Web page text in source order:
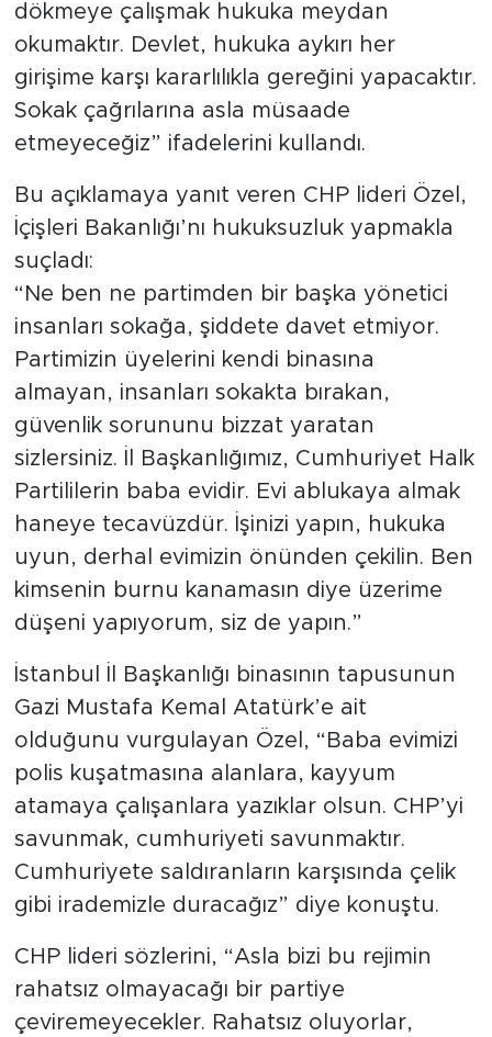
dökmeye çalışmak hukuka meydan
okumaktır. Devlet, hukuka aykırı her
girişime karşı kararlılıkla gereğini yapacaktır.
Sokak çağrılarına asla müsaade
etmeyeceğiz” ifadelerini kullandı.
Bu açıklamaya yanıt veren CHP lideri Özel,
İçişleri Bakanlığı’nı hukuksuzluk yapmakla
suçladı:
“Ne ben ne partimden bir başka yönetici
insanları sokağa, şiddete davet etmiyor.
Partimizin üyelerini kendi binasına
almayan, insanları sokakta bırakan,
güvenlik sorununu bizzat yaratan
sizlersiniz. İl Başkanlığımız, Cumhuriyet Halk
Partililerin baba evidir. Evi ablukaya almak
haneye tecavüzdür. İşinizi yapın, hukuka
uyun, derhal evimizin önünden çekilin. Ben
kimsenin burnu kanamasın diye üzerime
düşeni yapıyorum, siz de yapın.”
İstanbul İl Başkanlığı binasının tapusunun
Gazi Mustafa Kemal Atatürk’e ait
olduğunu vurgulayan Özel, “Baba evimizi
polis kuşatmasına alanlara, kayyum
atamaya çalışanlara yazıklar olsun. CHP’yi
savunmak, cumhuriyeti savunmaktır.
Cumhuriyete saldıranların karşısında çelik
gibi irademizle duracağız” diye konuştu.
CHP lideri sözlerini, “Asla bizi bu rejimin
rahatsız olmayacağı bir partiye
çeviremeyecekler. Rahatsız oluyorlar,